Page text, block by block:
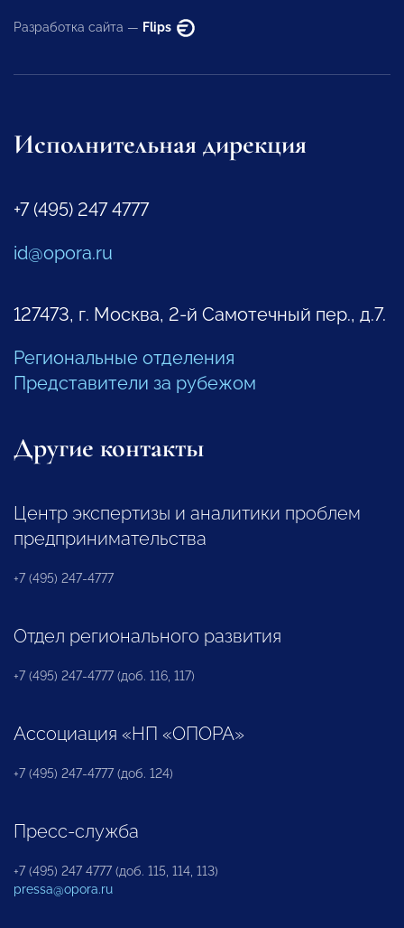
Разработка сайта — Flips
Исполнительная дирекция
+7 (495) 247 4777
id@opora.ru
127473, г. Москва, 2-й Самотечный пер., д.7.
Региональные отделения
Представители за рубежом
Другие контакты
Центр экспертизы и аналитики проблем
предпринимательства
+7 (495) 247-4777
Отдел регионального развития
+7 (495) 247-4777 (доб. 116, 117)
Ассоциация «НП «ОПОРА»
+7 (495) 247-4777 (доб. 124)
Пресс-служба
+7 (495) 247 4777 (доб. 115, 114, 113)
pressa@opora.ru